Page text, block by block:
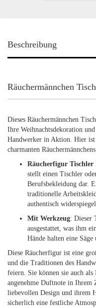
Beschreibung
Räuchermännchen
Dieses Räuchermännchen
Ihre Weihnachtsdekoration
Handwerker in Aktion. Hier ist
charmanten
Räucherfigur Tischler
stellt einen Tischler
Berufsbekleidung dar.
traditionelle
authentisch
Mit Werkzeug: Dieser
ausgestattet, was ihm
Hände halten eine Säge
Diese Räucherfigur ist eine
und die Traditionen des
feiern. Sie können sie auch
angenehme Duftnote in Ihrem
liebevollen Design und ihrem
sicherlich eine festliche